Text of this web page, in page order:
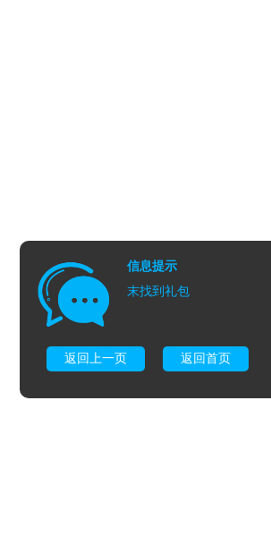
信息提示
末找到礼包
返回上一页 返回首页